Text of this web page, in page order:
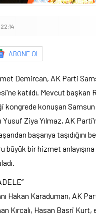
ABONE OL
Demircan, AK Parti
katıldı. Mevcut başkan
kongrede konuşan
Ziya Yılmaz, AK
başarıya taşıdığını
büyük bir hizmet
Hakan Karaduman, AK
Kırcalı, Hasan Basri Kurt,